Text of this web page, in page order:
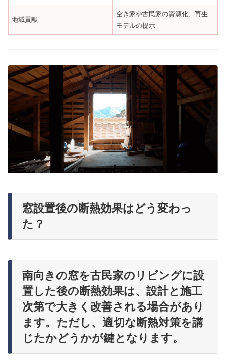
地域貢献
空き家や古民家の資源化、再生
モデルの提示
窓設置後の断熱効果はどう変わっ
た？
南向きの窓を古民家のリビングに設
置した後の断熱効果は、設計と施工
次第で大きく改善される場合があり
ます。ただし、適切な断熱対策を講
じたかどうかが鍵となります。